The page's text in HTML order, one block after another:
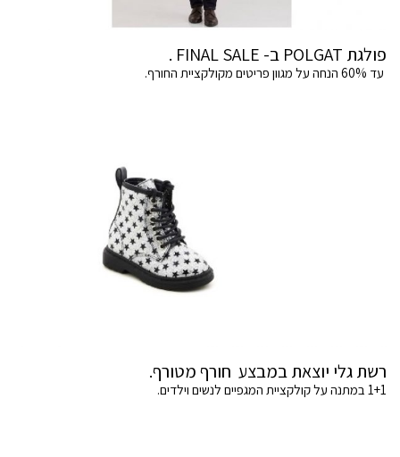
פולגת POLGAT ב- FINAL SALE .
עד 60% הנחה על מגוון פריטים מקולקציית החורף.
רשת גלי יוצאת במבצע חורף מטורף.
1+1 במתנה על קולקציית המגפיים לנשים וילדים.